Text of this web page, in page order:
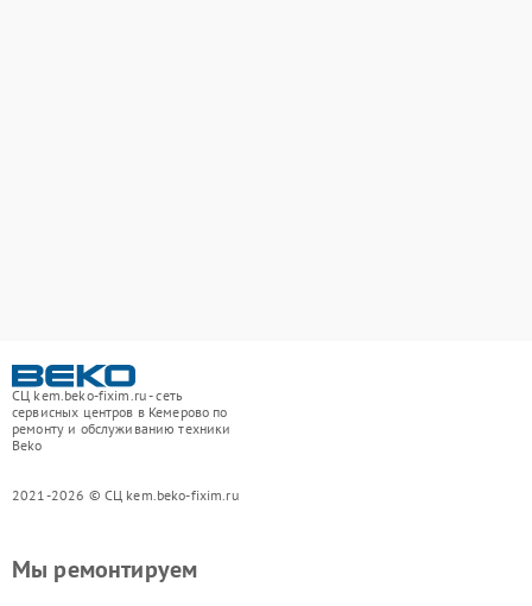
СЦ kem.beko-fixim.ru - сеть
сервисных центров в Кемерово по
ремонту и обслуживанию техники
Beko
2021-2026 © СЦ kem.beko-fixim.ru
Мы ремонтируем